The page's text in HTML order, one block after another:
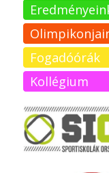
Fogadóórák
Kollégium